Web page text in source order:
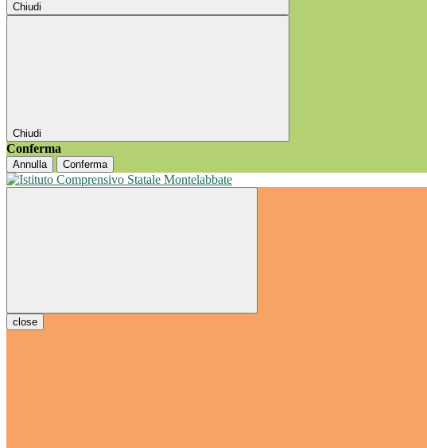
Chiudi
Chiudi
Conferma
Annulla Conferma
close